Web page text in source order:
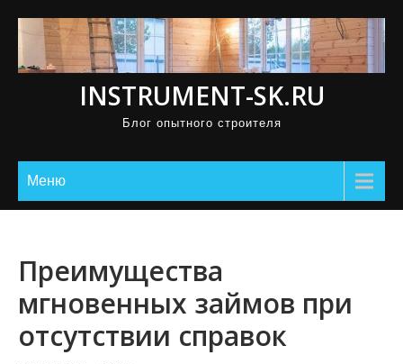
ь
INSTRUMENT-SK.RU
Блог опытного строителя
Меню
Преимущества
мгновенных займов при
отсутствии справок